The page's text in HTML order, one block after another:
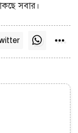
সবার।